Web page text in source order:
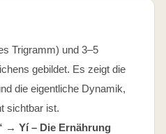
Trigramm) und 3–5
gebildet. Es zeigt die
die eigentliche Dynamik,
sichtbar ist.
→ Yí – Die Ernährung